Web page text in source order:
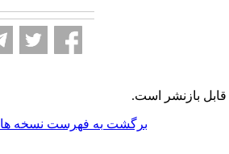
قابل بازنشر است.
برگشت به فهرست نسخه ها